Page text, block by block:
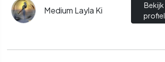
Medium Layla Ki
Bekijk
profiel